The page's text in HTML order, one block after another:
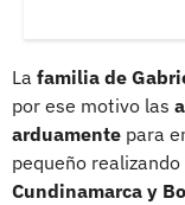
La familia de
por ese motivo las
arduamente para
pequeño
Cundinamarca y